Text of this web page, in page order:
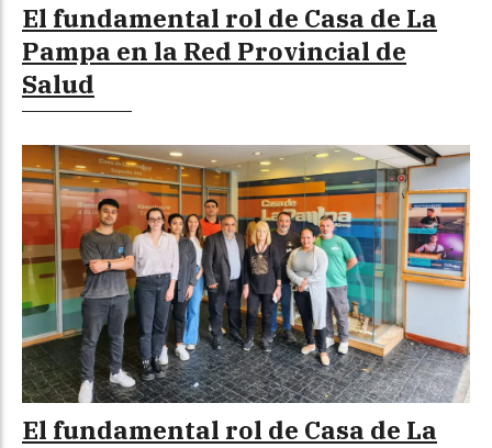
El fundamental rol de Casa de La
Pampa en la Red Provincial de
Salud
El fundamental rol de Casa de La